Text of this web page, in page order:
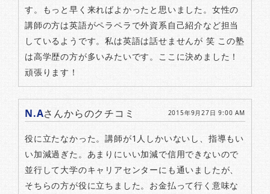
す。もっと早く来ればよかったと思いました。女性の
講師の方は英語がペラペラで外資系自己紹介など担当
しているようです。私は英語は話せませんが 笑 この塾
は高学歴の方が多いみたいです。ここに決めました！
頑張ります！
N.Aさんからのクチコミ 2015年9月27日 9:00 AM
役に立たなかった。講師が1人しかいないし、指導もい
い加減過ぎた。あまりにいい加減で信用できないので
並行して大学のキャリアセンターにも通いましたが、
そちらの方が役に立ちました。お金払って行く意味な